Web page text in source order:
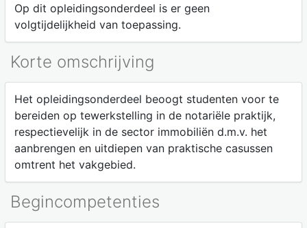
Op dit opleidingsonderdeel is er geen
volgtijdelijkheid van toepassing.
Korte omschrijving
Het opleidingsonderdeel beoogt studenten voor te
bereiden op tewerkstelling in de notariële praktijk,
respectievelijk in de sector immobiliën d.m.v. het
aanbrengen en uitdiepen van praktische casussen
omtrent het vakgebied.
Begincompetenties